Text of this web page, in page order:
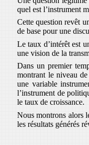
quel est l’instrument
Cette question revêt
de base pour une
Le taux d’intérêt est
une vision de la
Dans un premier
montrant le niveau
une variable
l’instrument de
le taux de croissance.
Nous montrons alors
les résultats générés